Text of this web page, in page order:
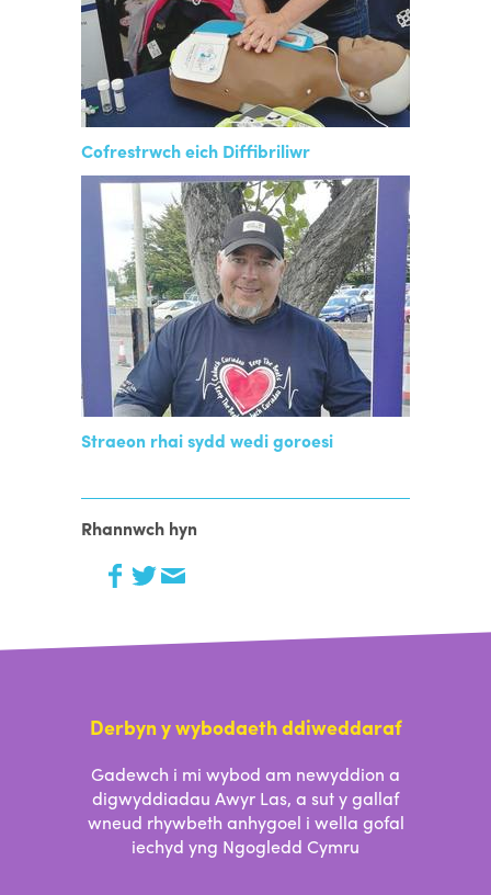
Cofrestrwch eich Diffibriliwr
Straeon rhai sydd wedi goroesi
Rhannwch hyn
Derbyn y wybodaeth ddiweddaraf
Gadewch i mi wybod am newyddion a
digwyddiadau Awyr Las, a sut y gallaf
wneud rhywbeth anhygoel i wella gofal
iechyd yng Ngogledd Cymru